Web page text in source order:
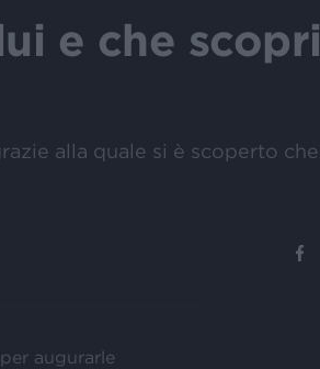
e che scopri
alla quale si è scoperto che
per augurarle